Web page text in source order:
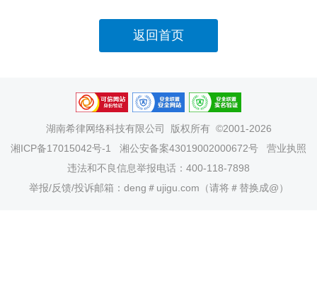
返回首页
湖南希律网络科技有限公司
版权所有 ©2001-2026
湘ICP备17015042号-1
湘公安备案43019002000672号
营业执照
违法和不良信息举报电话：400-118-7898
举报/反馈/投诉邮箱：deng＃ujigu.com（请将＃替换成@）